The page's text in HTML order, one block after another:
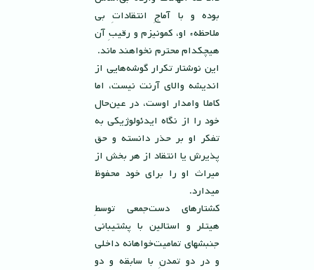
بوده و با آماجِ انتقاداتِ بى
ملاحظهء او، كمونيزم و رقيبِ آن
هیچکدام محترم نخواهند ماند.
اين نوشتار تكرار گوشه‌هايى از
انديشه والاى آرنت نيست، اما
كاملا وامدار اوست، در عين‌حال
خود را از نگاه ايدئولوژيكى به
تفكر او بر حذر دانسته و حق
پذيرش يا انتقاد از هر بخش از
ميراث او را براى خود محفوظ
ميدارد.
کشتارهای دست‌جمعی توسطِ
هيتلر و استالين با پشتيبانى
جنبشهاى تماميت‌خواهانه داخلى
و در دو تمدنِ با سابقه و دو